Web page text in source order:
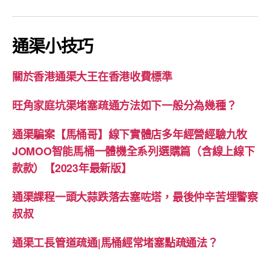
通渠小技巧
關於香港通渠大王在香港收費標準
旺角家庭坑渠堵塞疏通方法如下一般分為幾種？
通渠騙案【馬桶哥】線下實體店多年經營經驗九牧
JOMOO智能馬桶一體機全系列選購篇（含線上線下
款款）【2023年最新版】
通渠課程一頭大蒜跌落去塞咗塔，最後仲辛苦埋警察
叔叔
通渠工長管道疏通|馬桶經常堵塞點疏通法？